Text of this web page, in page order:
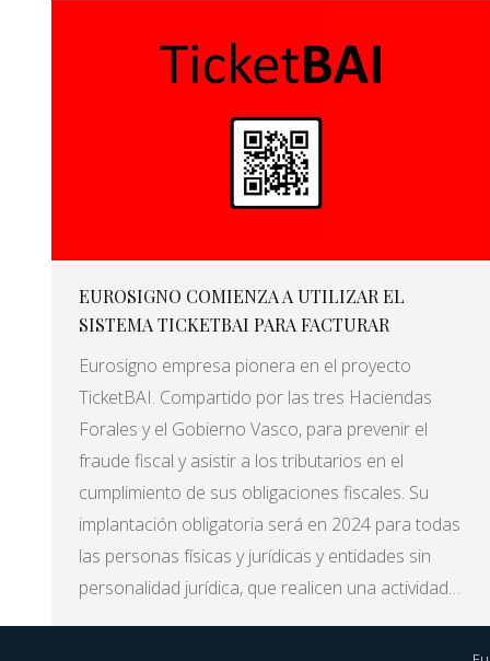
EUROSIGNO COMIENZA A UTILIZAR EL
SISTEMA TICKETBAI PARA FACTURAR
Eurosigno empresa pionera en el proyecto
TicketBAI. Compartido por las tres Haciendas
Forales y el Gobierno Vasco, para prevenir el
fraude fiscal y asistir a los tributarios en el
cumplimiento de sus obligaciones fiscales. Su
implantación obligatoria será en 2024 para todas
las personas físicas y jurídicas y entidades sin
personalidad jurídica, que realicen una actividad…